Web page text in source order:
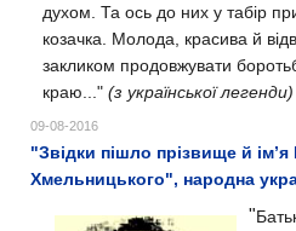
духом. Та ось до них у табір
козачка. Молода, красива й
закликом продовжувати
краю..." (з української легенди)
09-08-2016
"Звідки пішло прізвище й ім’я
Хмельницького", народна
"